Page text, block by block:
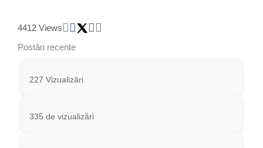
4412 Views
Postări recente
227 Vizualizări
335 de vizualizări